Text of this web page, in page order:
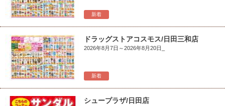
新着
新着
ドラッグストアコスモス/日田三和店
2026年8月7日～2026年8月20日_
シュープラザ/日田店